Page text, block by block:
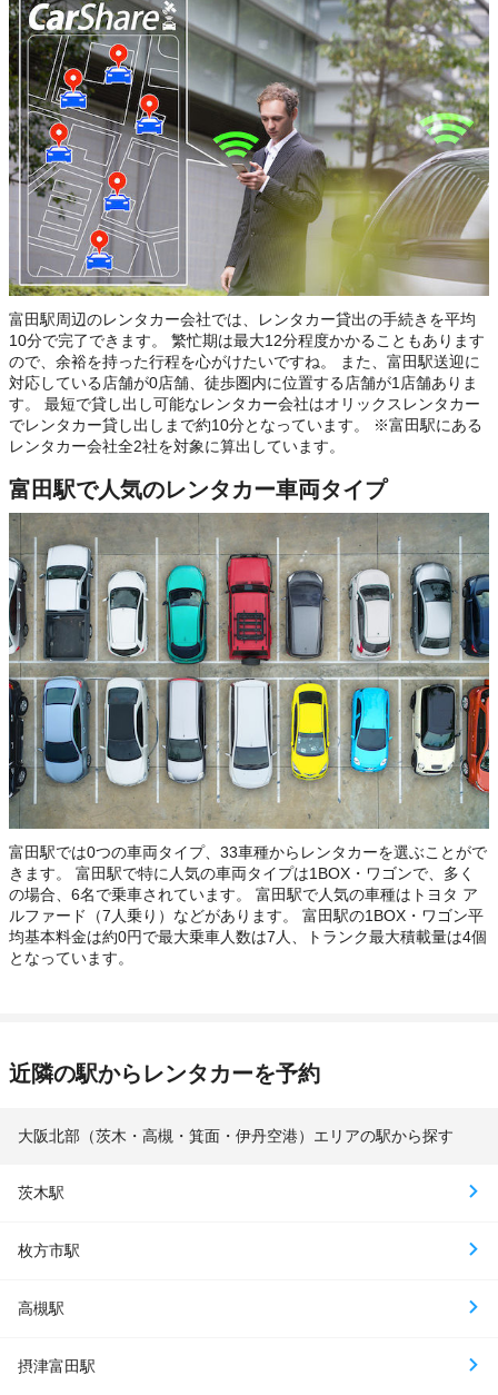
富田駅周辺のレンタカー会社では、レンタカー貸出の手続きを平均
10分で完了できます。 繁忙期は最大12分程度かかることもあります
ので、余裕を持った行程を心がけたいですね。 また、富田駅送迎に
対応している店舗が0店舗、徒歩圏内に位置する店舗が1店舗ありま
す。 最短で貸し出し可能なレンタカー会社はオリックスレンタカー
でレンタカー貸し出しまで約10分となっています。 ※富田駅にある
レンタカー会社全2社を対象に算出しています。
富田駅で人気のレンタカー車両タイプ
富田駅では0つの車両タイプ、33車種からレンタカーを選ぶことがで
きます。 富田駅で特に人気の車両タイプは1BOX・ワゴンで、多く
の場合、6名で乗車されています。 富田駅で人気の車種はトヨタ ア
ルファード（7人乗り）などがあります。 富田駅の1BOX・ワゴン平
均基本料金は約0円で最大乗車人数は7人、トランク最大積載量は4個
となっています。
近隣の駅からレンタカーを予約
大阪北部（茨木・高槻・箕面・伊丹空港）エリアの駅から探す
茨木駅
枚方市駅
高槻駅
摂津富田駅